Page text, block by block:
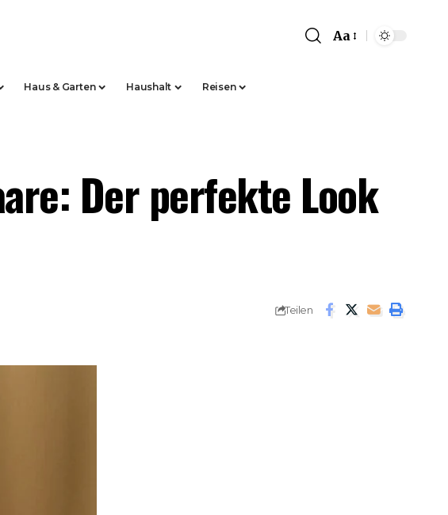
Font
Aa
Haus & Garten Haushalt Reisen
Der perfekte Look
Teilen